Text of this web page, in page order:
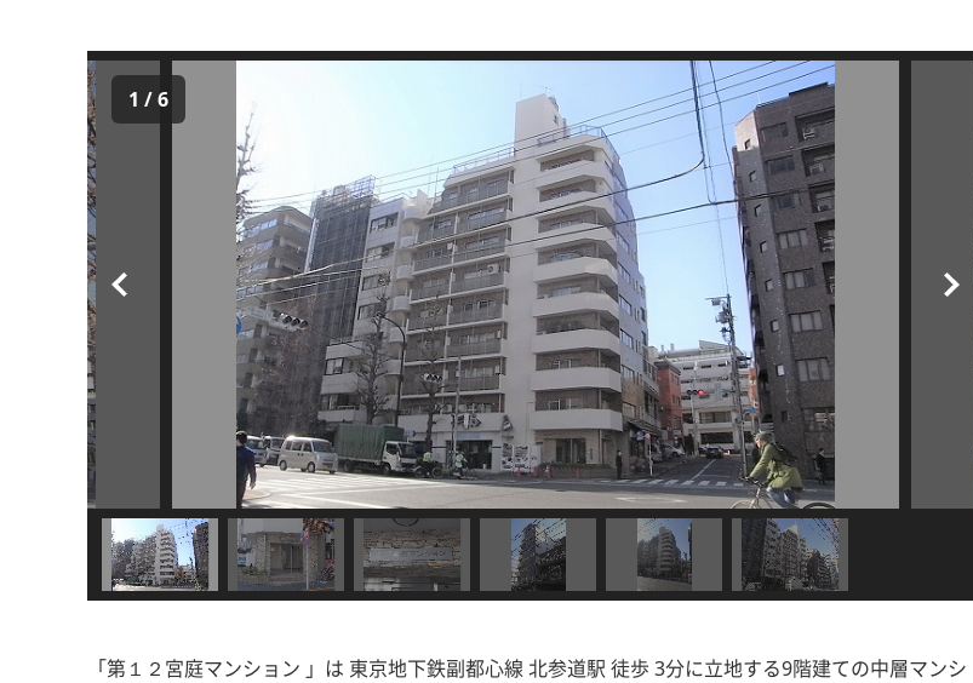
1 /6
「第１２宮庭マンション 」は 東京地下鉄副都心線 北参道駅 徒歩 3分に立地する9階建ての中層マンシ